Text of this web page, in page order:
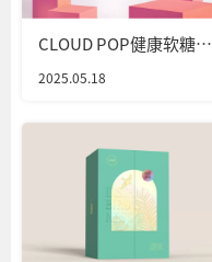
CLOUD POP健康软糖包
2025.05.18